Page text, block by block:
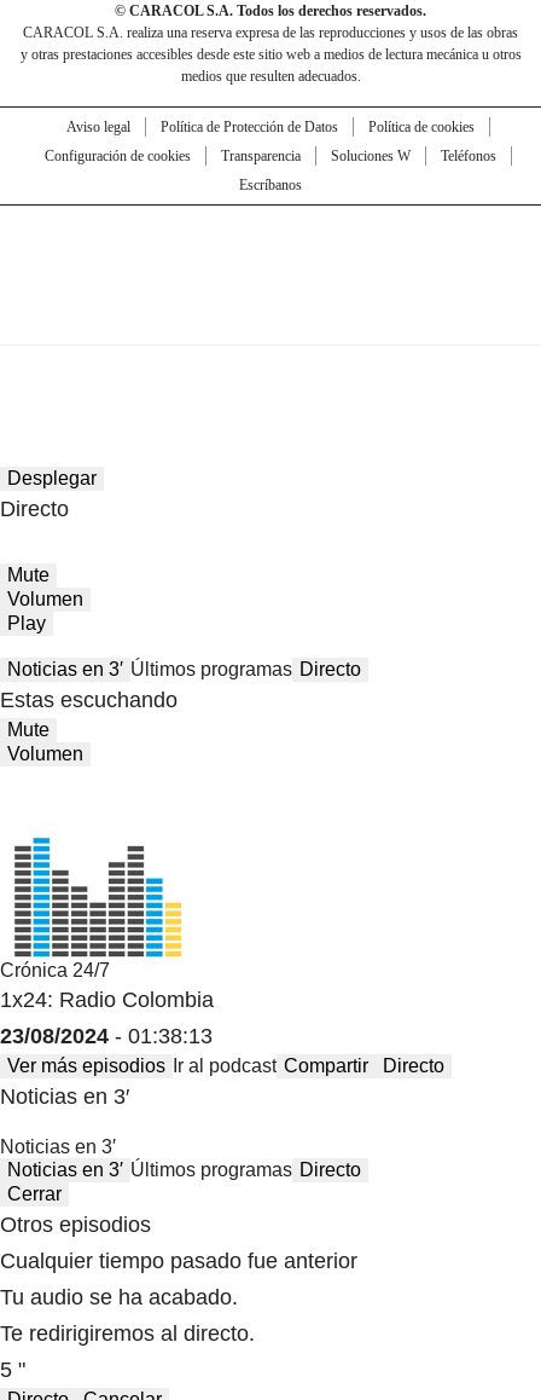
© CARACOL S.A. Todos los derechos reservados.
CARACOL S.A. realiza una reserva expresa de las reproducciones y usos de las obras
y otras prestaciones accesibles desde este sitio web a medios de lectura mecánica u otros
medios que resulten adecuados.
Aviso legal Política de Protección de Datos
Política de cookies
Configuración de cookies
Transparencia Soluciones W
Teléfonos
Escríbanos
Desplegar
Directo
Mute
Volumen
Play
Noticias en 3′ Últimos programas Directo
Estas escuchando
Mute
Volumen
Crónica 24/7
1x24: Radio Colombia
23/08/2024 - 01:38:13
Ver más episodios Ir al podcast Compartir Directo
Noticias en 3′
Noticias en 3′
Noticias en 3′ Últimos programas Directo
Cerrar
Otros episodios
Cualquier tiempo pasado fue anterior
Tu audio se ha acabado.
Te redirigiremos al directo.
5 "